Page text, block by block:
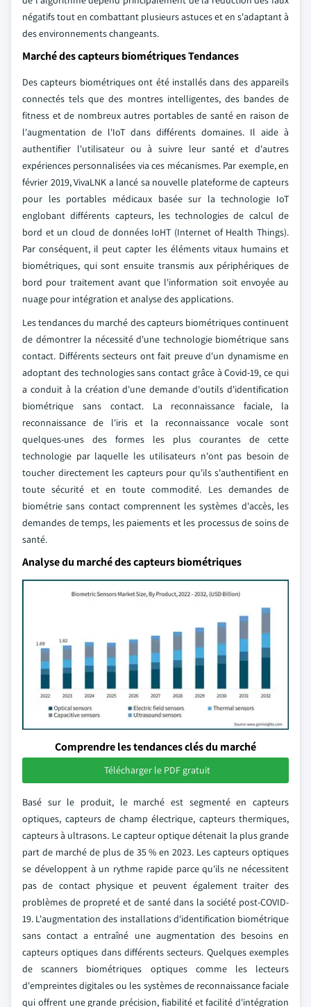
négatifs tout en combattant plusieurs astuces et en s'adaptant à
des environnements changeants.
Marché des capteurs biométriques Tendances
Des capteurs biométriques ont été installés dans des appareils
connectés tels que des montres intelligentes, des bandes de
fitness et de nombreux autres portables de santé en raison de
l'augmentation de l'IoT dans différents domaines. Il aide à
authentifier l'utilisateur ou à suivre leur santé et d'autres
expériences personnalisées via ces mécanismes. Par exemple, en
février 2019, VivaLNK a lancé sa nouvelle plateforme de capteurs
pour les portables médicaux basée sur la technologie IoT
englobant différents capteurs, les technologies de calcul de
bord et un cloud de données IoHT (Internet of Health Things).
Par conséquent, il peut capter les éléments vitaux humains et
biométriques, qui sont ensuite transmis aux périphériques de
bord pour traitement avant que l'information soit envoyée au
nuage pour intégration et analyse des applications.
Les tendances du marché des capteurs biométriques continuent
de démontrer la nécessité d'une technologie biométrique sans
contact. Différents secteurs ont fait preuve d'un dynamisme en
adoptant des technologies sans contact grâce à Covid-19, ce qui
a conduit à la création d'une demande d'outils d'identification
biométrique sans contact. La reconnaissance faciale, la
reconnaissance de l'iris et la reconnaissance vocale sont
quelques-unes des formes les plus courantes de cette
technologie par laquelle les utilisateurs n'ont pas besoin de
toucher directement les capteurs pour qu'ils s'authentifient en
toute sécurité et en toute commodité. Les demandes de
biométrie sans contact comprennent les systèmes d'accès, les
demandes de temps, les paiements et les processus de soins de
santé.
Analyse du marché des capteurs biométriques
Comprendre les tendances clés du marché
Télécharger le PDF gratuit
Basé sur le produit, le marché est segmenté en capteurs
optiques, capteurs de champ électrique, capteurs thermiques,
capteurs à ultrasons. Le capteur optique détenait la plus grande
part de marché de plus de 35 % en 2023. Les capteurs optiques
se développent à un rythme rapide parce qu'ils ne nécessitent
pas de contact physique et peuvent également traiter des
problèmes de propreté et de santé dans la société post-COVID-
19. L'augmentation des installations d'identification biométrique
sans contact a entraîné une augmentation des besoins en
capteurs optiques dans différents secteurs. Quelques exemples
de scanners biométriques optiques comme les lecteurs
d'empreintes digitales ou les systèmes de reconnaissance faciale
qui offrent une grande précision, fiabilité et facilité d'intégration